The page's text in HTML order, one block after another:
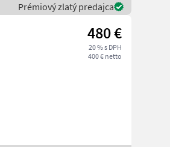
Prémiový zlatý predajca
480 €
20 % s DPH
400 € netto